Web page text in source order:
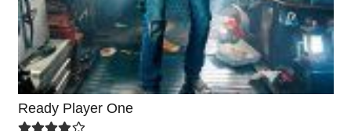
Ready Player One